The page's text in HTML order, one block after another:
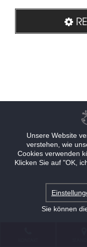
Unsere Website
verstehen, wie
Cookies verwenden
Klicken Sie auf "OK,
Sie können